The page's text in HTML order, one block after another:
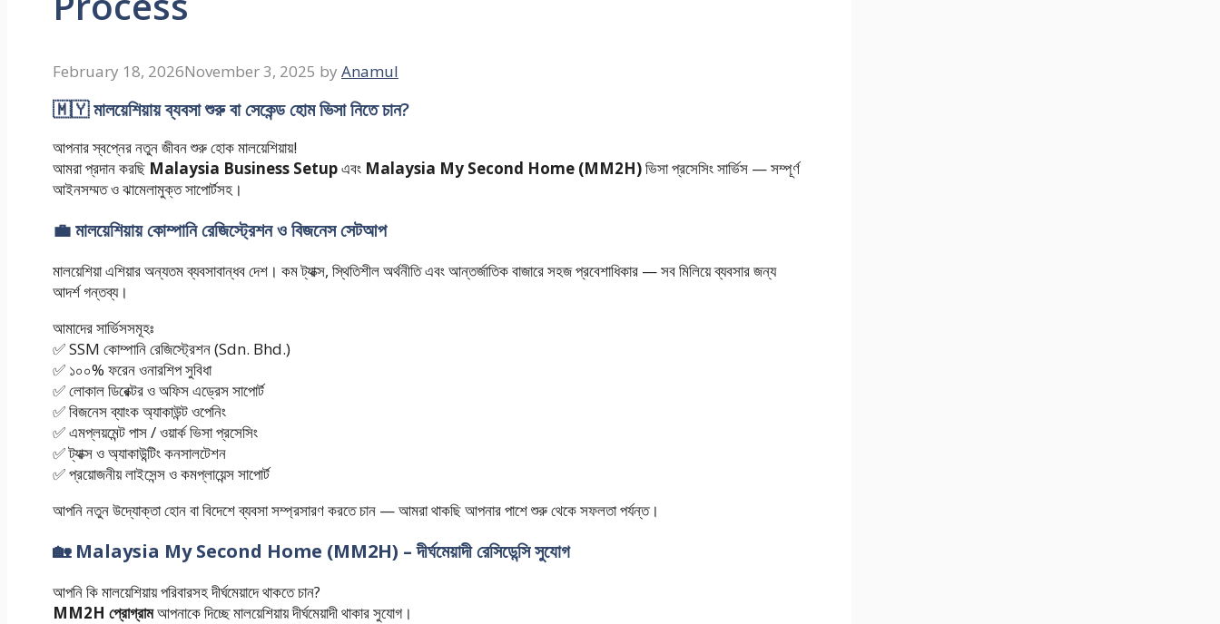
February 18, 2026November 3, 2025 by Anamul
🇲🇾 মালয়েশিয়ায় ব্যবসা শুরু বা সেকেন্ড হোম ভিসা নিতে চান?
আপনার স্বপ্নের নতুন জীবন শুরু হোক মালয়েশিয়ায়!
আমরা প্রদান করছি Malaysia Business Setupএবং Malaysia My Second Home (MM2H)ভিসা প্রসেসিং সার্ভিস — সম্পূর্ণ
আইনসম্মত ও ঝামেলামুক্ত সাপোর্টসহ।
💼 মালয়েশিয়ায় কোম্পানি রেজিস্ট্রেশন ও বিজনেস সেটআপ
মালয়েশিয়া এশিয়ার অন্যতম ব্যবসাবান্ধব দেশ। কম ট্যাক্স, স্থিতিশীল অর্থনীতি এবং আন্তর্জাতিক বাজারে সহজ প্রবেশাধিকার — সব মিলিয়ে ব্যবসার জন্য
আদর্শ গন্তব্য।
আমাদের সার্ভিসসমূহঃ
✅ SSM কোম্পানি রেজিস্ট্রেশন (Sdn. Bhd.)
✅ ১০০% ফরেন ওনারশিপ সুবিধা
✅ লোকাল ডিরেক্টর ও অফিস এড্রেস সাপোর্ট
✅ বিজনেস ব্যাংক অ্যাকাউন্ট ওপেনিং
✅ এমপ্লয়মেন্ট পাস / ওয়ার্ক ভিসা প্রসেসিং
✅ ট্যাক্স ও অ্যাকাউন্টিং কনসালটেশন
✅ প্রয়োজনীয় লাইসেন্স ও কমপ্লায়েন্স সাপোর্ট
আপনি নতুন উদ্যোক্তা হোন বা বিদেশে ব্যবসা সম্প্রসারণ করতে চান — আমরা থাকছি আপনার পাশে শুরু থেকে সফলতা পর্যন্ত।
🏡 Malaysia My Second Home (MM2H) – দীর্ঘমেয়াদী রেসিডেন্সি সুযোগ
আপনি কি মালয়েশিয়ায় পরিবারসহ দীর্ঘমেয়াদে থাকতে চান?
MM2H প্রোগ্রামআপনাকে দিচ্ছে মালয়েশিয়ায় দীর্ঘমেয়াদী থাকার সুযোগ।